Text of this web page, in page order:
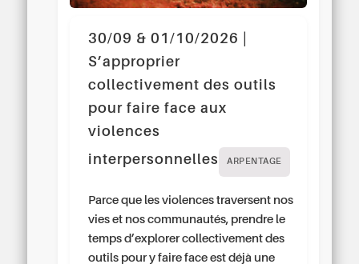
30/09 & 01/10/2026 |
S’approprier
collectivement des outils
pour faire face aux
violences
interpersonnelles
ARPENTAGE
Parce que les violences traversent nos
vies et nos communautés, prendre le
temps d’explorer collectivement des
outils pour y faire face est déjà une